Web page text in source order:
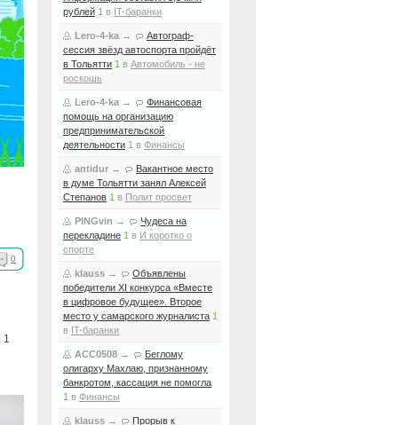
0
1
рублей 1 в IT-баранки
Lero-4-ka →
Автограф-
сессия звёзд автоспорта пройдёт
в Тольятти 1 в Автомобиль - не
роскошь
Lero-4-ka →
Финансовая
помощь на организацию
предпринимательской
деятельности 1 в Финансы
antidur →
Вакантное место
в думе Тольятти занял Алексей
Степанов 1 в Полит просвет
PINGvin →
Чудеса на
перекладине 1 в И коротко о
спорте
klauss →
Объявлены
победители XI конкурса «Вместе
в цифровое будущее». Второе
место у самарского журналиста 1
в IT-баранки
ACC0508 →
Беглому
олигарху Махлаю, признанному
банкротом, кассация не помогла
1 в Финансы
klauss →
Прорыв к